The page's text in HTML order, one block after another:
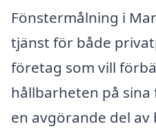
Fönstermålning i
tjänst för både
företag som vill
hållbarheten på
en avgörande del